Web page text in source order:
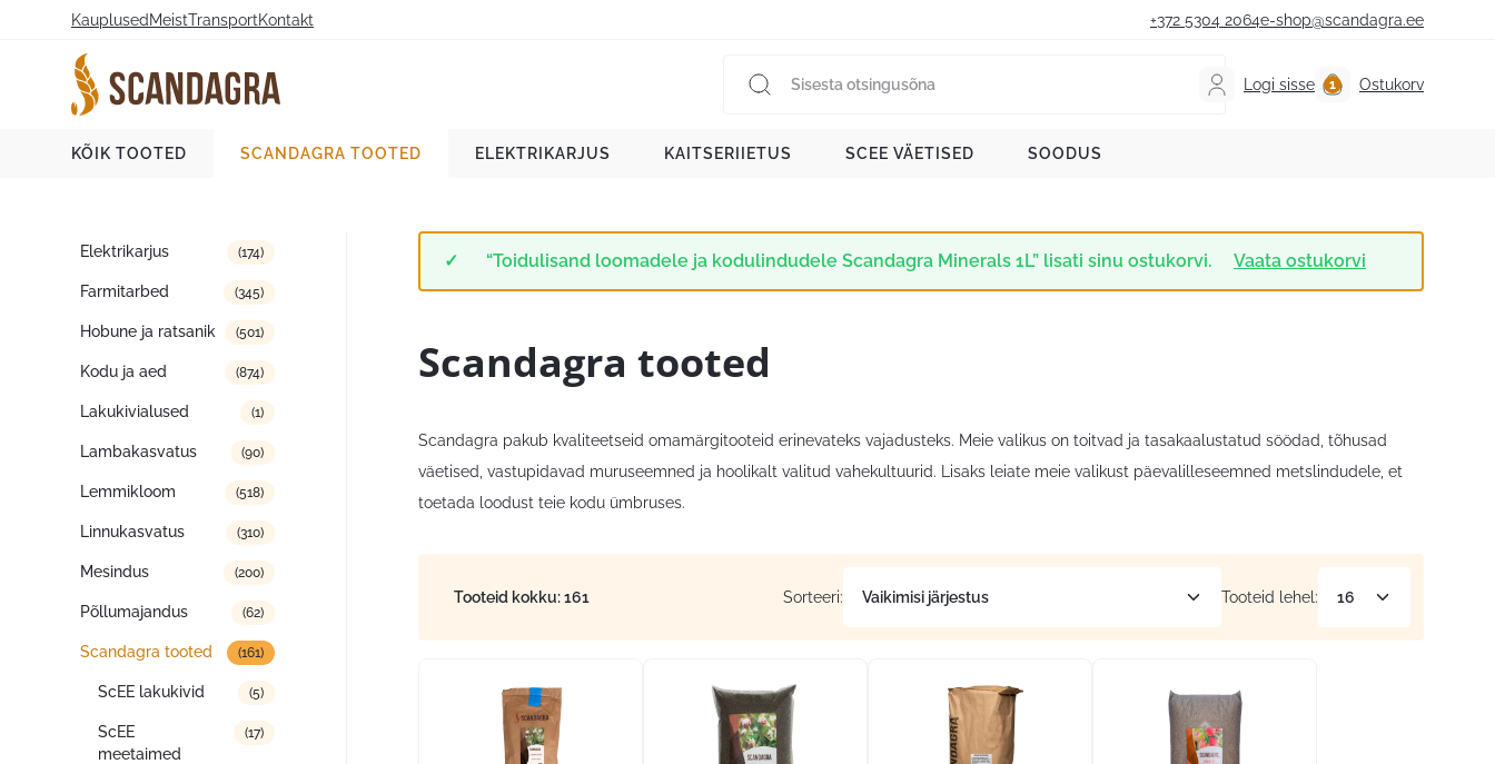
Kauplused MeistTransportKontakt +372 5304 2064e-shop@scandagra.ee
Logi sisse Ostukorv
KÕIK TOOTED SCANDAGRA TOOTED ELEKTRIKARJUS KAITSERIIETUS SCEE VÄETISED SOODUS
Tootekategooriad
Elektrikarjus (174)
Farmitarbed (345)
Hobune ja ratsanik (501)
Kodu ja aed (874)
Lakukivialused (1)
Lambakasvatus (90)
Lemmikloom (518)
Linnukasvatus (310)
Mesindus (200)
Põllumajandus (62)
Scandagra tooted (161)
ScEE lakukivid (5)
ScEE
meetaimed
(17)
“Toidulisand loomadele ja kodulindudele Scandagra Minerals 1L” lisati sinu ostukorvi. Vaata ostukorvi
Scandagra tooted
Scandagra pakub kvaliteetseid omamärgitooteid erinevateks vajadusteks. Meie valikus on toitvad ja tasakaalustatud söödad, tõhusad
väetised, vastupidavad muruseemned ja hoolikalt valitud vahekultuurid. Lisaks leiate meie valikust päevalilleseemned metslindudele, et
toetada loodust teie kodu ümbruses.
Tooteid kokku: 161 Sorteeri: Tooteid lehel: